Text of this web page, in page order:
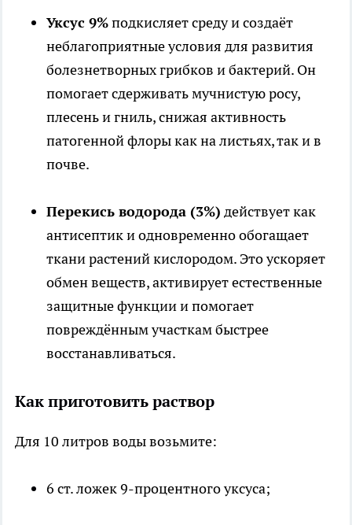
Уксус 9%подкисляет среду и создаёт
неблагоприятные условия для развития
болезнетворных грибков и бактерий. Он
помогает сдерживать мучнистую росу,
плесень и гниль, снижая активность
патогенной флоры как на листьях, так и в
почве.
Перекись водорода (3%) действует как
антисептик и одновременно обогащает
ткани растений кислородом. Это ускоряет
обмен веществ, активирует естественные
защитные функции и помогает
повреждённым участкам быстрее
восстанавливаться.
Как приготовить раствор
Для 10 литров воды возьмите:
6 ст. ложек 9-процентного уксуса;